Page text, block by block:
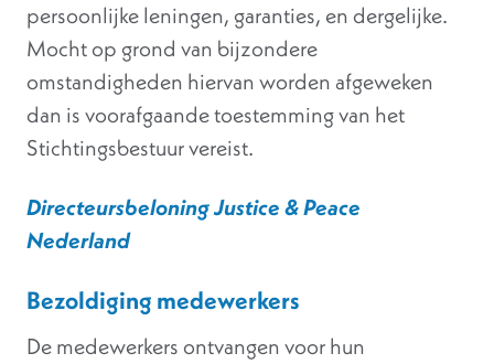
persoonlijke leningen, garanties, en dergelijke.
Mocht op grond van bijzondere
omstandigheden hiervan worden afgeweken
dan is voorafgaande toestemming van het
Stichtingsbestuur vereist.
Directeursbeloning Justice & Peace
Nederland
Bezoldiging medewerkers
De medewerkers ontvangen voor hun